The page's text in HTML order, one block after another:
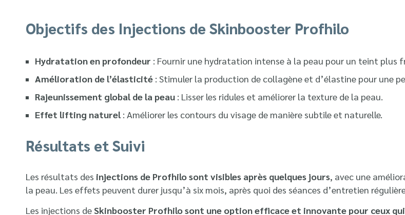
Objectifs des Injections de Skinbooster Profhilo
Hydratation en profondeur : Fournir une hydratation intense à la peau pour un teint plus
Amélioration de l’élasticité : Stimuler la production de collagène et d’élastine pour une
Rajeunissement global de la peau : Lisser les ridules et améliorer la texture de la peau.
Effet lifting naturel: Améliorer les contours du visage de manière subtile et naturelle.
Résultats et Suivi
Les résultats des injections de Profhilo sont visibles après quelques jours , avec une
la peau. Les effets peuvent durer jusqu’à six mois, après quoi des séances d’entretien
Les injections deSkinbooster Profhilo sont une option efficace et innovante pour ceux